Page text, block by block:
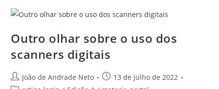
Outro olhar sobre o uso dos
scanners digitais
João de Andrade Neto
13 de julho de 2022